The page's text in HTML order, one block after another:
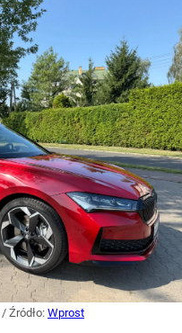
/ Źródło: Wprost